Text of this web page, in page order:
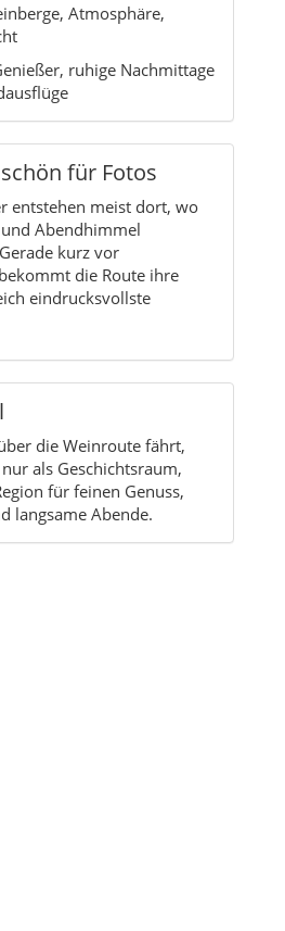
Atmosphäre,
ruhige Nachmittage
für Fotos
entstehen meist dort, wo
Abendhimmel
kurz vor
die Route ihre
eindrucksvollste
die Weinroute fährt,
als Geschichtsraum,
für feinen Genuss,
langsame Abende.